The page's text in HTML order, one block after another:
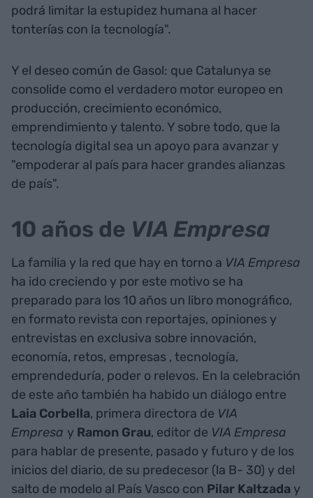
podrá limitar la estupidez humana al hacer
tonterías con la tecnología".
Y el deseo común de Gasol: que Catalunya se
consolide como el verdadero motor europeo en
producción, crecimiento económico,
emprendimiento y talento. Y sobre todo, que la
tecnología digital sea un apoyo para avanzar y
"empoderar al país para hacer grandes alianzas
de país".
10 años de VIA Empresa
La familia y la red que hay en torno a VIA Empresa
ha ido creciendo y por este motivo se ha
preparado para los 10 años un libro monográfico,
en formato revista con reportajes, opiniones y
entrevistas en exclusiva sobre innovación,
economía, retos, empresas , tecnología,
emprendeduría, poder o relevos. En la celebración
de este año también ha habido un diálogo entre
Laia Corbella, primera directora de VIA
Empresa y Ramon Grau, editor de VIA Empresa
para hablar de presente, pasado y futuro y de los
inicios del diario, de su predecesor (la B- 30) y del
salto de modelo al País Vasco con Pilar Kaltzada y